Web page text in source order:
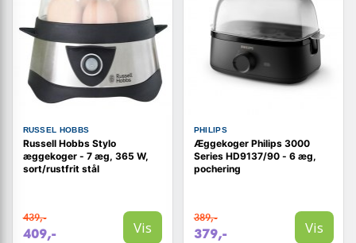
RUSSEL HOBBS
Russell Hobbs Stylo
æggekoger - 7 æg, 365 W,
sort/rustfrit stål
439,-
409,- Vis
PHILIPS
Æggekoger Philips 3000
Series HD9137/90 - 6 æg,
pochering
389,-
379,- Vis